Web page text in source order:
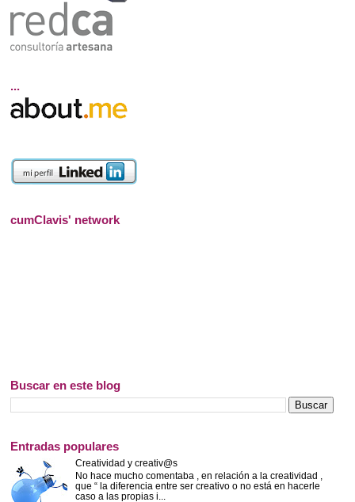
...
cumClavis' network
Buscar en este blog
Entradas populares
Creatividad y creativ@s
No hace mucho comentaba , en relación a la creatividad ,
que “ la diferencia entre ser creativo o no está en hacerle
caso a las propias i...